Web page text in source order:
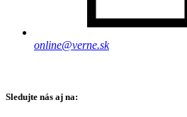
online@verne.sk
Sledujte nás aj na: